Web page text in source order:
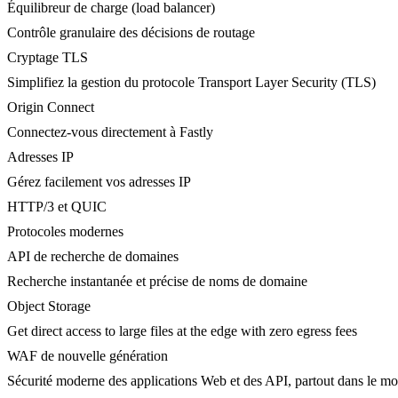
Équilibreur de charge (load balancer)
Contrôle granulaire des décisions de routage
Cryptage TLS
Simplifiez la gestion du protocole Transport Layer Security (TLS)
Origin Connect
Connectez-vous directement à Fastly
Adresses IP
Gérez facilement vos adresses IP
HTTP/3 et QUIC
Protocoles modernes
API de recherche de domaines
Recherche instantanée et précise de noms de domaine
Object Storage
Get direct access to large files at the edge with zero egress fees
WAF de nouvelle génération
Sécurité moderne des applications Web et des API, partout dans le